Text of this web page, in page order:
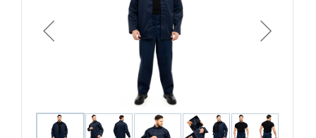
структур